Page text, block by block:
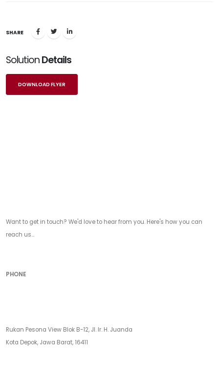
SHARE
SolutionDetails
DOWNLOAD FLYER
Want to get in touch? We'd love to hear from you. Here's how you can
reach us...
PHONE
Rukan Pesona View Blok B-12, Jl. Ir. H. Juanda
Kota Depok, Jawa Barat, 16411